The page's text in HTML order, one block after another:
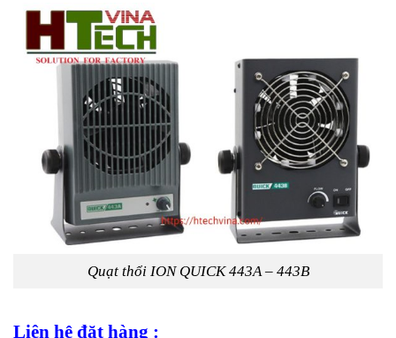
Quạt thổi ION QUICK 443A – 443B
Liên hệ đặt hàng :